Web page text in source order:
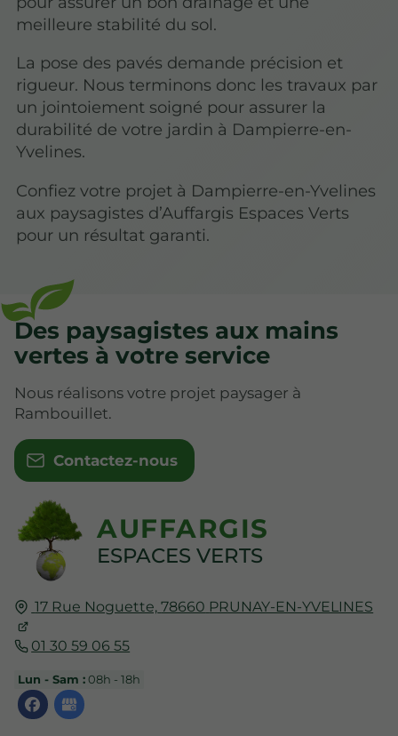
meilleure stabilité du sol.
La pose des pavés demande précision et
rigueur. Nous terminons donc les travaux par
un jointoiement soigné pour assurer la
durabilité de votre jardin à Dampierre-en-
Yvelines.
Confiez votre projet à Dampierre-en-Yvelines
aux paysagistes d’Auffargis Espaces Verts
pour un résultat garanti.
AUFFARGIS
ESPACES VERTS
17 Rue Noguette, 78660 PRUNAY-EN-YVELINES
01 30 59 06 55
Lun - Sam :08h - 18h
Des paysagistes aux mains
vertes à votre service
Nous réalisons votre projet paysager à
Rambouillet.
Contactez-nous